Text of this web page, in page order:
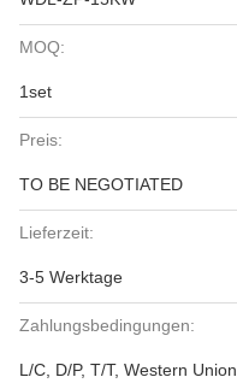
MOQ:
1set
Preis:
TO BE NEGOTIATED
Lieferzeit:
3-5 Werktage
Zahlungsbedingungen:
L/C, D/P, T/T, Western Union